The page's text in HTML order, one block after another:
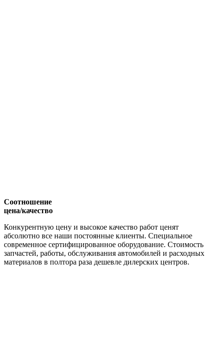
Соотношение
цена/качество
Конкурентную цену и высокое качество работ ценят
абсолютно все наши постоянные клиенты. Специальное
современное сертифицированное оборудование. Стоимость
запчастей, работы, обслуживания автомобилей и расходных
материалов в полтора раза дешевле дилерских центров.